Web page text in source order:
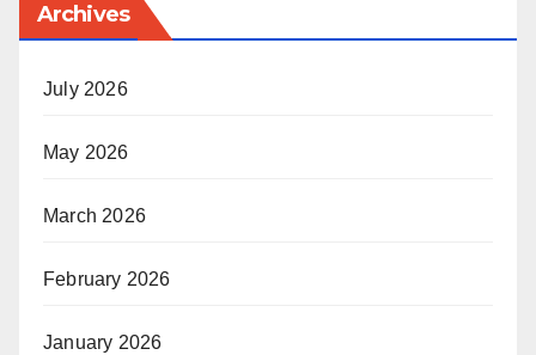
Archives
July 2026
May 2026
March 2026
February 2026
January 2026